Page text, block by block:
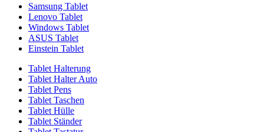
Samsung Tablet
Lenovo Tablet
Windows Tablet
ASUS Tablet
Einstein Tablet
Tablet Halterung
Tablet Halter Auto
Tablet Pens
Tablet Taschen
Tablet Hülle
Tablet Ständer